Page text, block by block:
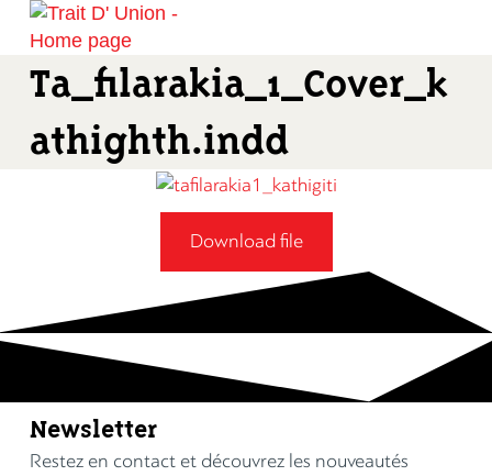
Ta_filarakia_1_Cover_k
athighth.indd
Download file
Newsletter
Restez en contact et découvrez les nouveautés